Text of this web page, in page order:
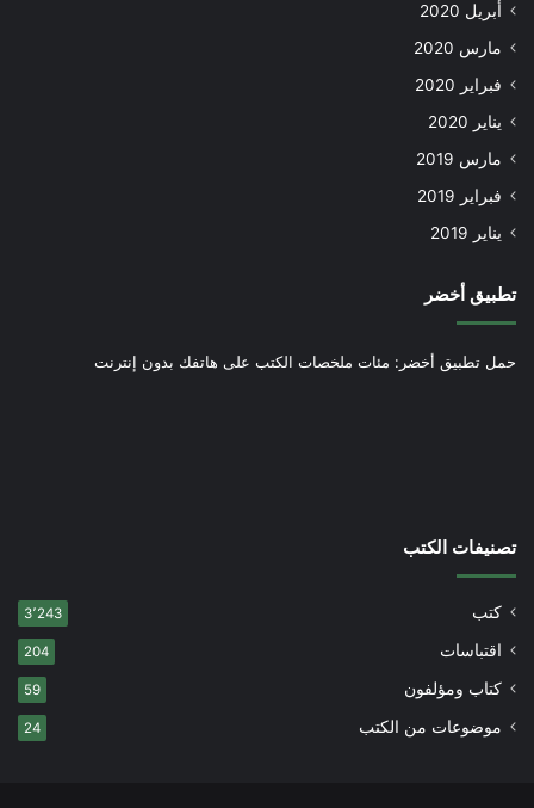
أبريل 2020
مارس 2020
فبراير 2020
يناير 2020
مارس 2019
فبراير 2019
يناير 2019
تطبيق أخضر
حمل تطبيق أخضر: مئات ملخصات الكتب على هاتفك بدون إنترنت
تصنيفات الكتب
كتب 3٬243
اقتباسات 204
كتاب ومؤلفون 59
موضوعات من الكتب 24